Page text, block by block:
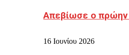
Απεβίωσε ο πρώην
16 Ιουνίου 2026